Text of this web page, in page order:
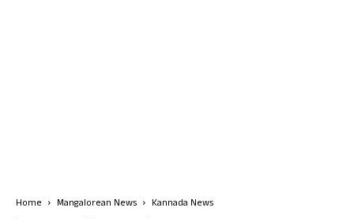
Home Mangalorean News Kannada News